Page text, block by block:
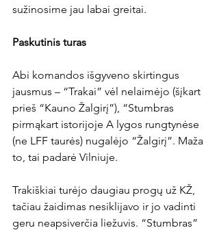
sužinosime jau labai greitai.
Paskutinis turas
Abi komandos išgyveno skirtingus
jausmus – “Trakai” vėl nelaimėjo (šįkart
prieš “Kauno Žalgirį”), “Stumbras
pirmąkart istorijoje A lygos rungtynėse
(ne LFF taurės) nugalėjo “Žalgirį”. Maža
to, tai padarė Vilniuje.
Trakiškiai turėjo daugiau progų už KŽ,
tačiau žaidimas nesiklijavo ir jo vadinti
geru neapsiverčia liežuvis. “Stumbras”